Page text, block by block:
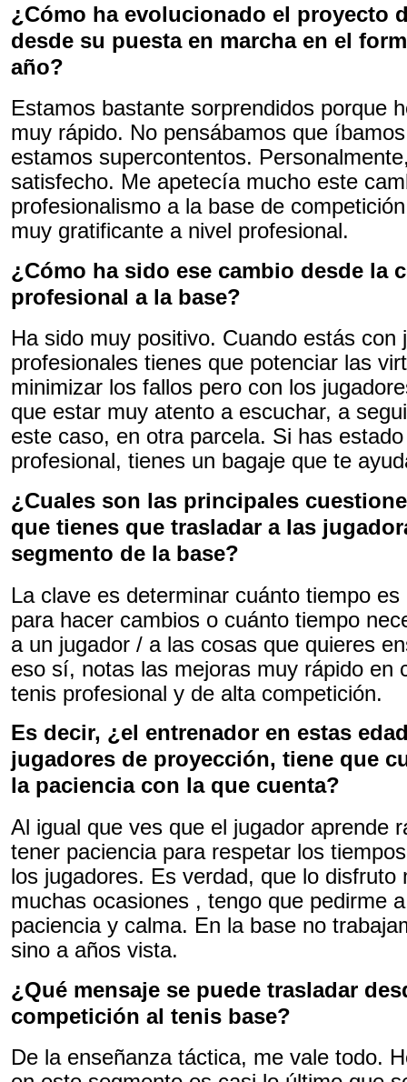
¿Cómo ha evolucionado el proyecto
desde su puesta en marcha en el
año?
Estamos bastante sorprendidos porque
muy rápido. No pensábamos que
estamos supercontentos.
satisfecho. Me apetecía mucho este
profesionalismo a la base de
muy gratificante a nivel profesional.
¿Cómo ha sido ese cambio desde la
profesional a la base?
Ha sido muy positivo. Cuando estás con
profesionales tienes que potenciar las
minimizar los fallos pero con los
que estar muy atento a escuchar, a
este caso, en otra parcela. Si has
profesional, tienes un bagaje que te
¿Cuales son las principales
que tienes que trasladar a las
segmento de la base?
La clave es determinar cuánto tiempo
para hacer cambios o cuánto tiempo
a un jugador / a las cosas que quieres
eso sí, notas las mejoras muy rápido en
tenis profesional y de alta competición.
Es decir, ¿el entrenador en estas
jugadores de proyección, tiene que
la paciencia con la que cuenta?
Al igual que ves que el jugador aprende
tener paciencia para respetar los
los jugadores. Es verdad, que lo disfruto
muchas ocasiones , tengo que pedirme
paciencia y calma. En la base no
sino a años vista.
¿Qué mensaje se puede trasladar
competición al tenis base?
De la enseñanza táctica, me vale todo.